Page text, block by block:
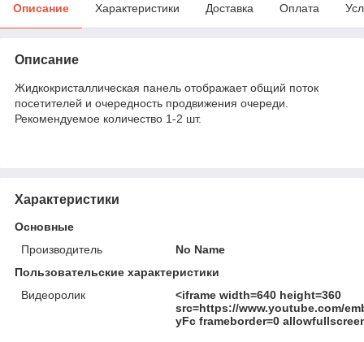
Описание Характеристики Доставка Оплата
Описание
Жидкокристаллическая панель отображает общий поток
посетителей и очередность продвижения очереди.
Рекомендуемое количество 1-2 шт.
Характеристики
Основные
Производитель
No Name
Пользовательские характеристики
Видеоролик
<iframe width=640 height=360
src=https://www.youtube.com/
yFc frameborder=0